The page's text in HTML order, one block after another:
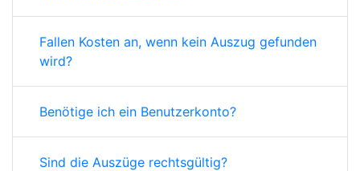
Fallen Kosten an, wenn kein Auszug gefunden
wird?
Benötige ich ein Benutzerkonto?
Sind die Auszüge rechtsgültig?